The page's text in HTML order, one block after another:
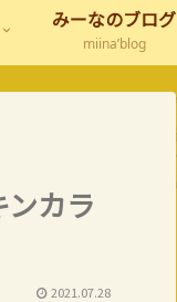
みーなのブログ
miina’blog
カラ
2021.07.28